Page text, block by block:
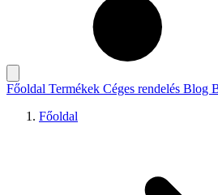
Főoldal Termékek Céges rendelés Blog
Főoldal